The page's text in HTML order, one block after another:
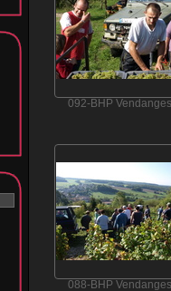
092-BHP Vendanges
088-BHP Vendanges